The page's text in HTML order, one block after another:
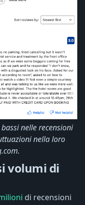
nelle recensioni
nella loro
volumi di
di recensioni